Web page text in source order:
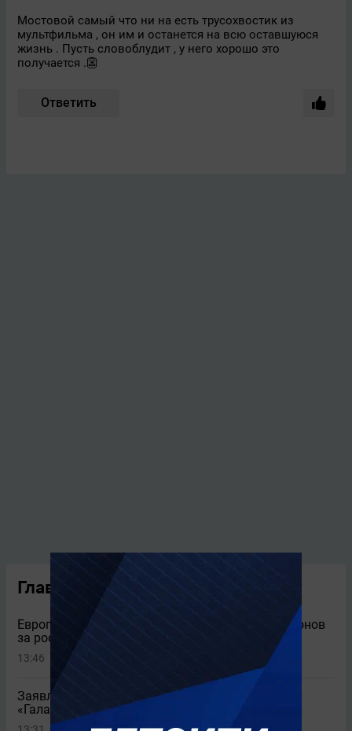
Мостовой самый что ни на есть трусохвостик из
мультфильма , он им и останется на всю оставшуюся
жизнь . Пусть словоблудит , у него хорошо это
получается .👺
Ответить
Главные новости
Европейские клубы предложили более 6 миллионов
за российского защитника
13:46
Заявление «Локомотива» о Батракове и
«Галатасарае»